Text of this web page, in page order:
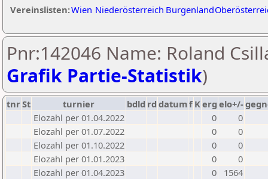
Vereinslisten:Wien Niederösterreich Burgenland
Pnr:142046 Name: Roland
Grafik Partie-Statistik)
tnrSt turnier bdld rd datumf Kerg elo+/-
Elozahl per 01.04.2022
0
0
Elozahl per 01.07.2022
0
0
Elozahl per 01.10.2022
0
0
Elozahl per 01.01.2023
0
0
Elozahl per 01.04.2023
0
1564